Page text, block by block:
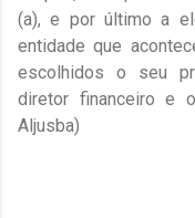
(a), e por último a
entidade que
escolhidos o seu
diretor financeiro e
Aljusba)